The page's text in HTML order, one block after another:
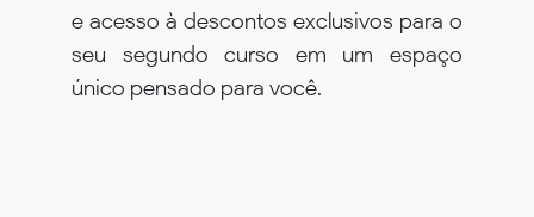
e acesso à descontos exclusivos para o
seu segundo curso em um espaço
único pensado para você.